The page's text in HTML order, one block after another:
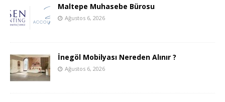
Maltepe Muhasebe Bürosu
Ağustos 6, 2026
İnegöl Mobilyası Nereden Alınır ?
Ağustos 6, 2026